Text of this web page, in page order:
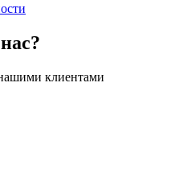
клиентами